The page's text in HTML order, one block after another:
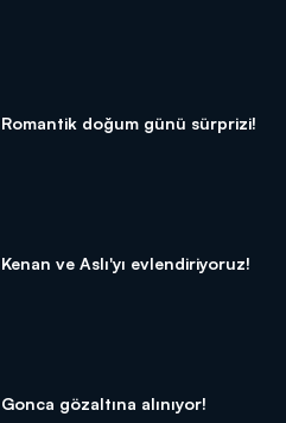
Romantik doğum günü sürprizi!
Kenan ve Aslı'yı evlendiriyoruz!
Gonca gözaltına alınıyor!